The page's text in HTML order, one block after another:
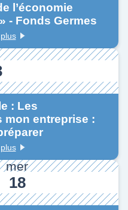
l’économie
- Fonds Germes
: Les
mon entreprise :
mer
18
NOV